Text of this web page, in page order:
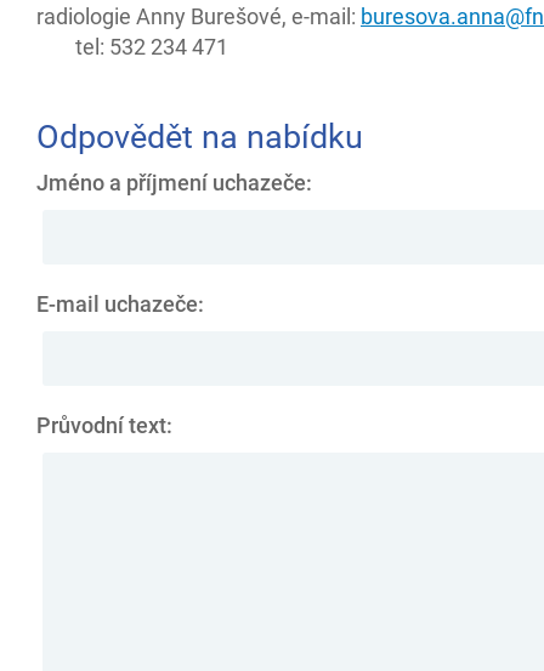
radiologie Anny Burešové, e-mail:
tel: 532 234 471
Odpovědět na nabídku
Jméno a příjmení uchazeče:
E-mail uchazeče:
Průvodní text: